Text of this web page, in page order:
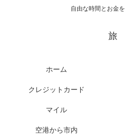
自由な時間とお金
旅
ホーム
クレジットカード
マイル
空港から市内